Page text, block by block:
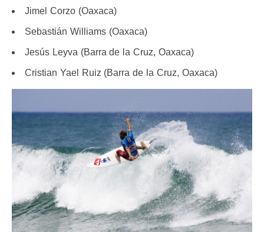
Jimel Corzo (Oaxaca)
Sebastián Williams (Oaxaca)
Jesús Leyva (Barra de la Cruz, Oaxaca)
Cristian Yael Ruiz (Barra de la Cruz, Oaxaca)